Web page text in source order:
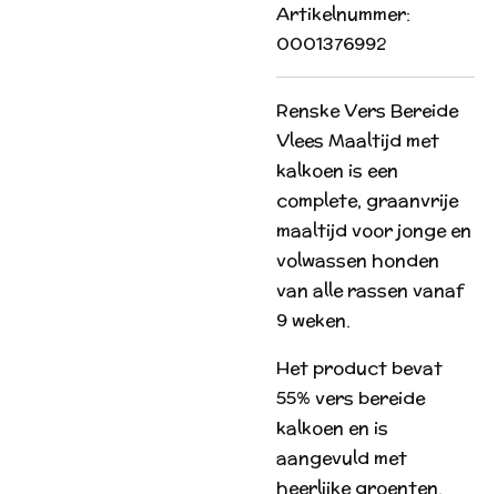
Artikelnummer:
0001376992
Renske Vers Bereide
Vlees Maaltijd met
kalkoen is een
complete, graanvrije
maaltijd voor jonge en
volwassen honden
van alle rassen vanaf
9 weken.
Het product bevat
55% vers bereide
kalkoen en is
aangevuld met
heerlijke groenten.